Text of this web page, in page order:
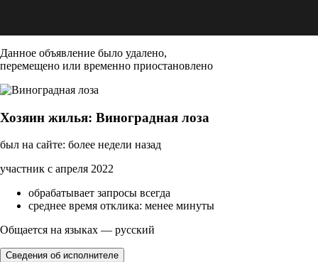
Данное объявление было удалено,
перемещено или временно приостановлено
Хозяин жилья: Виноградная лоза
был на сайте: более недели назад
участник с апреля 2022
обрабатывает запросы всегда
среднее время отклика: менее минуты
Общается на языках — русский
Сведения об исполнителе